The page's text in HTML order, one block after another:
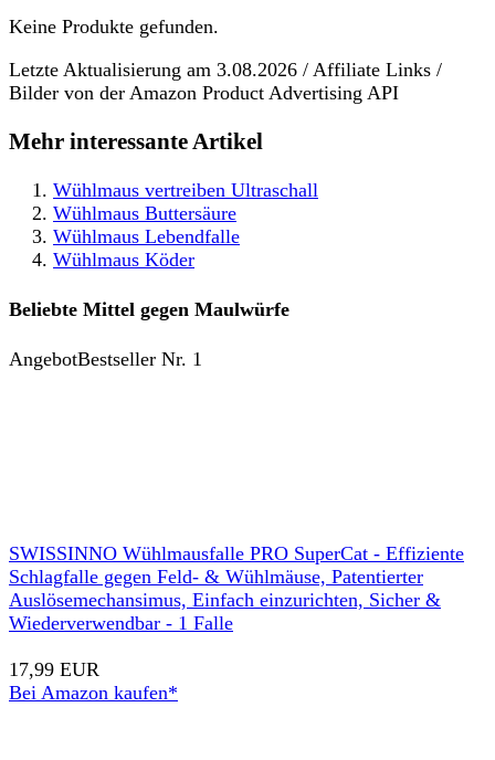
Keine Produkte gefunden.
Letzte Aktualisierung am 3.08.2026 / Affiliate Links /
Bilder von der Amazon Product Advertising API
Mehr interessante Artikel
Wühlmaus vertreiben Ultraschall
Wühlmaus Buttersäure
Wühlmaus Lebendfalle
Wühlmaus Köder
Beliebte Mittel gegen Maulwürfe
AngebotBestseller Nr. 1
SWISSINNO Wühlmausfalle PRO SuperCat - Effiziente
Schlagfalle gegen Feld- & Wühlmäuse, Patentierter
Auslösemechansimus, Einfach einzurichten, Sicher &
Wiederverwendbar - 1 Falle
17,99 EUR
Bei Amazon kaufen*